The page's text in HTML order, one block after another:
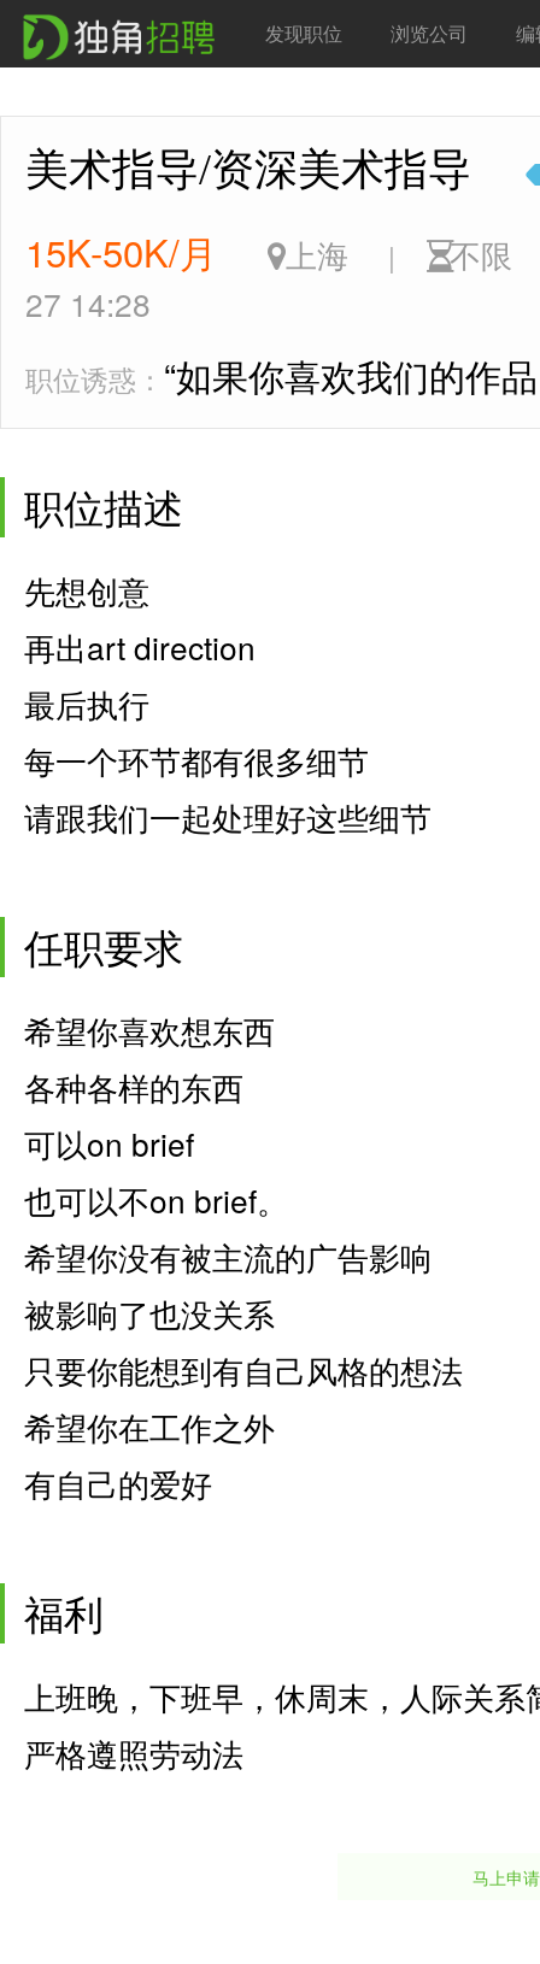
发现职位 浏览公司 编
美术指导/资深美术指导
15K-50K/月 上海 |
不
27 14:28
职位诱惑： “如果你喜欢我们的作
职位描述
先想创意
再出art direction
最后执行
每一个环节都有很多细节
请跟我们一起处理好这些细节
任职要求
希望你喜欢想东西
各种各样的东西
可以on brief
也可以不on brief。
希望你没有被主流的广告影响
被影响了也没关系
只要你能想到有自己风格的想法
希望你在工作之外
有自己的爱好
福利
上班晚，下班早，休周末，人际关
严格遵照劳动法
马上申请